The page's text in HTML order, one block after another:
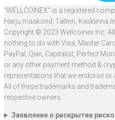
“WELLCOINEX” is a registered
Harju maakond, Tallinn, Kesklinna
Copyright © 2023 Wellcoinex Inc.
nothing to do with Visa, Master
PayPal, Qiwi, Capitalist, Perfect
or any other payment method &
representations that we endorse or
All of these trademarks and
respective owners.
Заявление о раскрытии